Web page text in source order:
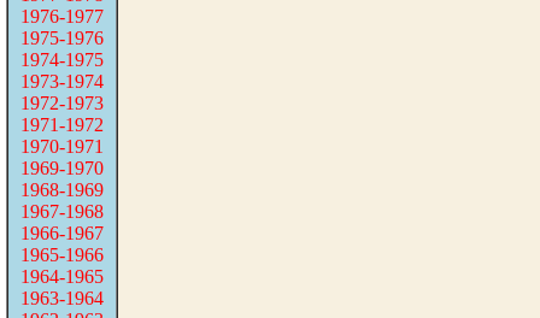
1976-1977
1975-1976
1974-1975
1973-1974
1972-1973
1971-1972
1970-1971
1969-1970
1968-1969
1967-1968
1966-1967
1965-1966
1964-1965
1963-1964